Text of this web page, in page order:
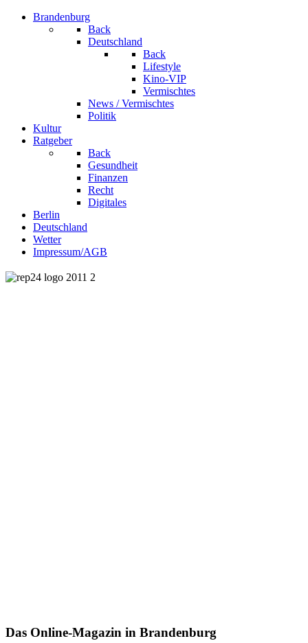
Brandenburg
Back
Deutschland
Back
Lifestyle
Kino-VIP
Vermischtes
News / Vermischtes
Politik
Kultur
Ratgeber
Back
Gesundheit
Finanzen
Recht
Digitales
Berlin
Deutschland
Wetter
Impressum/AGB
Das Online-Magazin in Brandenburg